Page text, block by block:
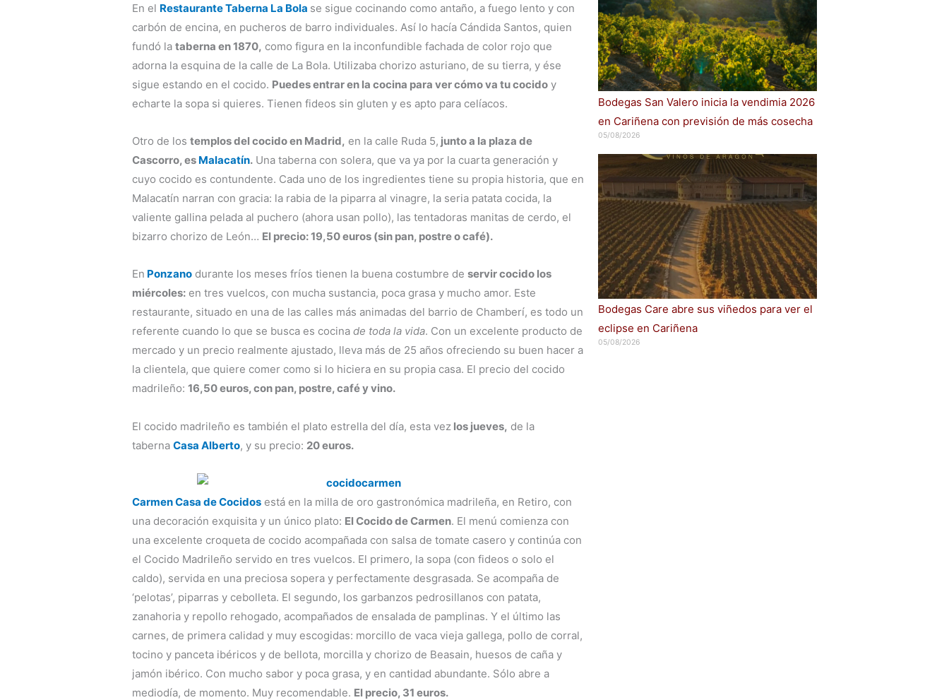
En el Restaurante Taberna La Bola se sigue cocinando como antaño, a fuego lento y con
carbón de encina, en pucheros de barro individuales. Así lo hacía Cándida Santos, quien
fundó la taberna en 1870, como figura en la inconfundible fachada de color rojo que
adorna la esquina de la calle de La Bola. Utilizaba chorizo asturiano, de su tierra, y ése
sigue estando en el cocido. Puedes entrar en la cocina para ver cómo va tu cocido y
echarte la sopa si quieres. Tienen fideos sin gluten y es apto para celíacos.
Otro de los templos del cocido en Madrid, en la calle Ruda 5, junto a la plaza de
Cascorro, es Malacatín. Una taberna con solera, que va ya por la cuarta generación y
cuyo cocido es contundente. Cada uno de los ingredientes tiene su propia historia, que en
Malacatín narran con gracia: la rabia de la piparra al vinagre, la seria patata cocida, la
valiente gallina pelada al puchero (ahora usan pollo), las tentadoras manitas de cerdo, el
bizarro chorizo de León… El precio: 19,50 euros (sin pan, postre o café).
En Ponzano durante los meses fríos tienen la buena costumbre de servir cocido los
miércoles: en tres vuelcos, con mucha sustancia, poca grasa y mucho amor. Este
restaurante, situado en una de las calles más animadas del barrio de Chamberí, es todo un
referente cuando lo que se busca es cocina de toda la vida. Con un excelente producto de
mercado y un precio realmente ajustado, lleva más de 25 años ofreciendo su buen hacer a
la clientela, que quiere comer como si lo hiciera en su propia casa. El precio del cocido
madrileño: 16,50 euros, con pan, postre, café y vino.
El cocido madrileño es también el plato estrella del día, esta vez los jueves, de la
taberna Casa Alberto, y su precio: 20 euros.
Carmen Casa de Cocidos está en la milla de oro gastronómica madrileña, en Retiro, con
una decoración exquisita y un único plato: El Cocido de Carmen. El menú comienza con
una excelente croqueta de cocido acompañada con salsa de tomate casero y continúa con
el Cocido Madrileño servido en tres vuelcos. El primero, la sopa (con fideos o solo el
caldo), servida en una preciosa sopera y perfectamente desgrasada. Se acompaña de
‘pelotas’, piparras y cebolleta. El segundo, los garbanzos pedrosillanos con patata,
zanahoria y repollo rehogado, acompañados de ensalada de pamplinas. Y el último las
carnes, de primera calidad y muy escogidas: morcillo de vaca vieja gallega, pollo de corral,
tocino y panceta ibéricos y de bellota, morcilla y chorizo de Beasain, huesos de caña y
jamón ibérico. Con mucho sabor y poca grasa, y en cantidad abundante. Sólo abre a
mediodía, de momento. Muy recomendable. El precio, 31 euros.
Bodegas San Valero inicia la vendimia 2026
en Cariñena con previsión de más cosecha
05/08/2026
Bodegas Care abre sus viñedos para ver el
eclipse en Cariñena
05/08/2026